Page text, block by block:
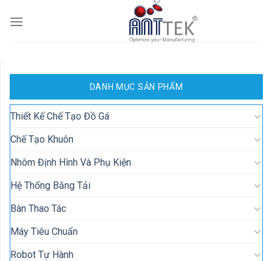
DANH MỤC SẢN PHẨM
Thiết Kế Chế Tạo Đồ Gá
Chế Tạo Khuôn
Nhôm Định Hình Và Phụ Kiện
Hệ Thống Băng Tải
Bàn Thao Tác
Máy Tiêu Chuẩn
Robot Tự Hành